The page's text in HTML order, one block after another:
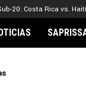
20: Costa Rica vs. Haití